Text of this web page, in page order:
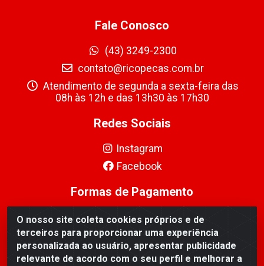
O nosso site coleta cookies próprios e de
terceiros para proporcionar uma experiência
personalizada ao usuário, apresentar publicidade
relevante de acordo com o seu perfil e melhorar a
Fale Conosco
(43) 3249-2300
contato@ricopecas.com.br
Atendimento de segunda a sexta-feira das
08h às 12h e das 13h30 às 17h30
Redes Sociais
Instagram
Facebook
Formas de Pagamento
Ricopeças Comércio de componentes Eletrônicos Ltda -